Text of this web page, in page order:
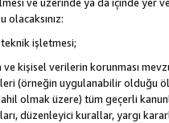
olacaksınız:
işletmesi;
kişisel verilerin korunması
(örneğin uygulanabilir olduğu
olmak üzere) tüm geçerli
düzenleyici kurallar, yargı